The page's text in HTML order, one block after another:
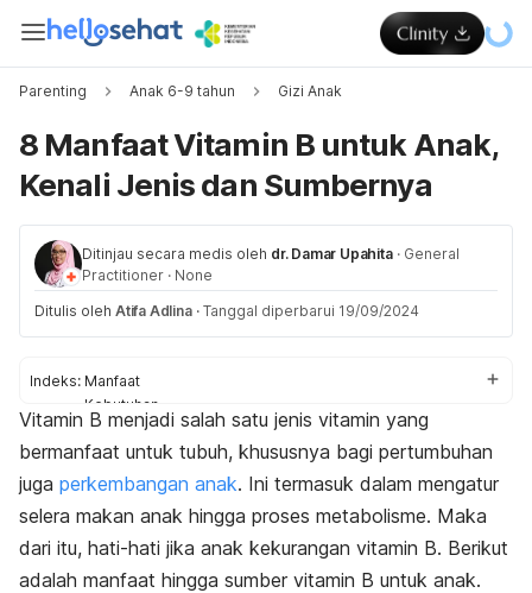
Parenting Anak 6-9 tahun Gizi Anak
8 Manfaat Vitamin B untuk Anak,
Kenali Jenis dan Sumbernya
Ditinjau secara medis oleh dr. Damar Upahita · General
Practitioner · None
Ditulis oleh Atifa Adlina · Tanggal diperbarui 19/09/2024
Indeks: Manfaat
Kebutuhan
Dampak kekurangan
Vitamin B menjadi salah satu jenis vitamin yang
bermanfaat untuk tubuh, khususnya bagi pertumbuhan
juga perkembangan anak. Ini termasuk dalam mengatur
selera makan anak hingga proses metabolisme. Maka
dari itu, hati-hati jika anak kekurangan vitamin B. Berikut
adalah manfaat hingga sumber vitamin B untuk anak.